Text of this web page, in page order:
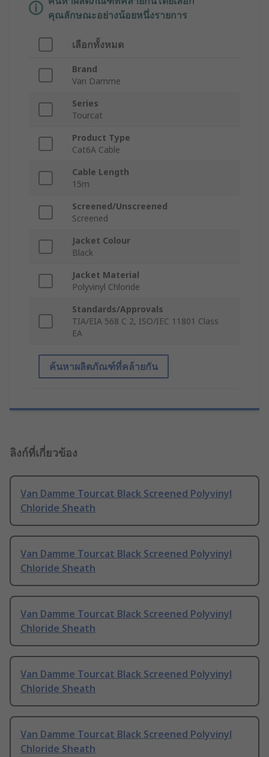
คุณลักษณะอย่างน้อยหนึ่งรายการ
เลือกทั้งหมด
Brand
Van Damme
Series
Tourcat
Product Type
Cat6A Cable
Cable Length
15m
Screened/Unscreened
Screened
Jacket Colour
Black
Jacket Material
Polyvinyl Chloride
Standards/Approvals
TIA/EIA 568 C 2, ISO/IEC 11801 Class
EA
ค้นหาผลิตภัณฑ์ที่คล้ายกัน
ลิงก์ที่เกี่ยวข้อง
Van Damme Tourcat Black Screened Polyvinyl
Chloride Sheath
Van Damme Tourcat Black Screened Polyvinyl
Chloride Sheath
Van Damme Tourcat Black Screened Polyvinyl
Chloride Sheath
Van Damme Tourcat Black Screened Polyvinyl
Chloride Sheath
Van Damme Tourcat Black Screened Polyvinyl
Chloride Sheath